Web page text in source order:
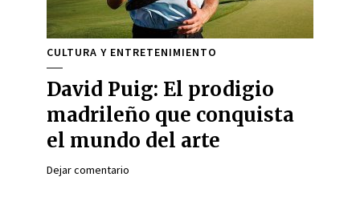
CULTURA Y ENTRETENIMIENTO
David Puig: El prodigio
madrileño que conquista
el mundo del arte
Dejar comentario